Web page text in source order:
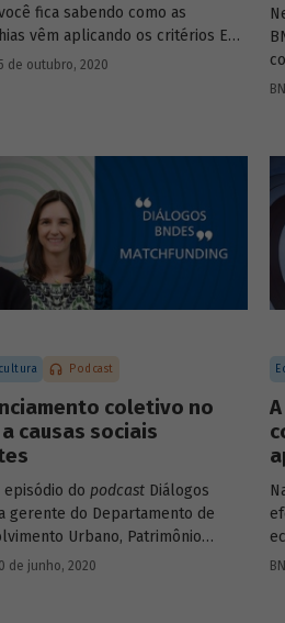
fica sabendo como as
vêm aplicando os critérios ESG
environmental, social and
do BNDES).
de outubro, 2020
Podcast
coletivo no
causas sociais
episódio do podcast Diálogos
a gerente do Departamento de
Urbano, Patrimônio
Turismo do BNDES Patricia
de junho, 2020